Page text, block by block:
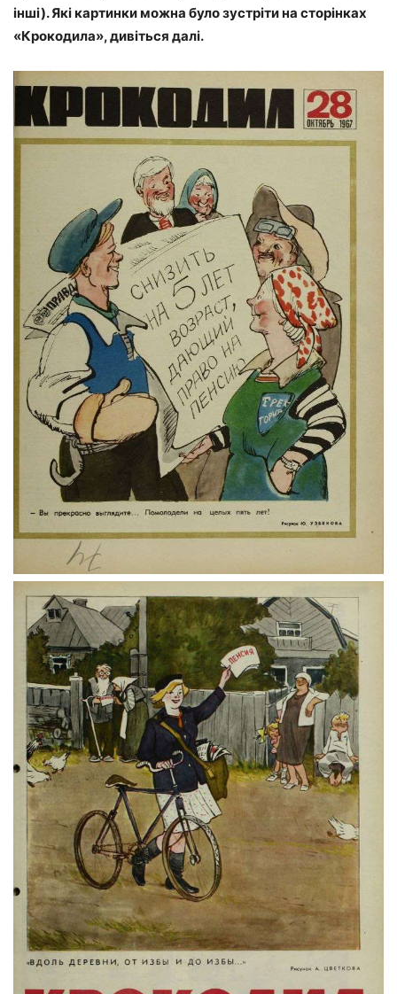
інші). Які картинки можна було зустріти на сторінках
«Крокодила», дивіться далі.